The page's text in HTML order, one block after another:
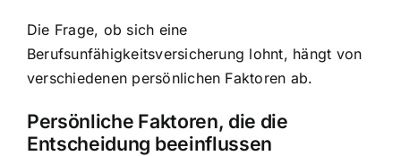
Die Frage, ob sich eine
Berufsunfähigkeitsversicherung lohnt, hängt von
verschiedenen persönlichen Faktoren ab.
Persönliche Faktoren, die die
Entscheidung beeinflussen